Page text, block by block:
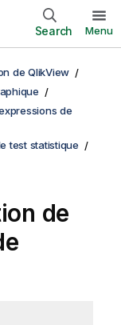
Search Menu
de QlikView
de
test statistique
de